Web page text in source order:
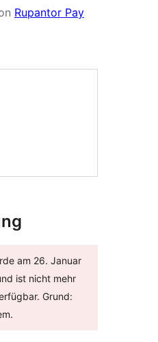
Rupantor Pay
am 26. Januar
ist nicht mehr
Grund: